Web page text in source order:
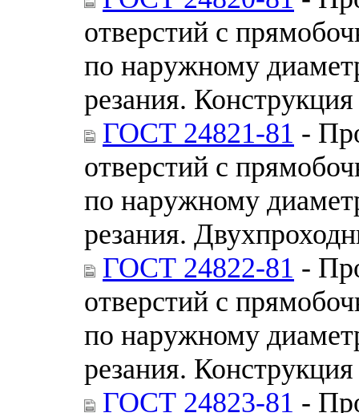
отверстий с
по наружному
резания.
ГОСТ 24821-81 -
отверстий с
по наружному
резания.
ГОСТ 24822-81 -
отверстий с
по наружному
резания.
ГОСТ 24823-81 -